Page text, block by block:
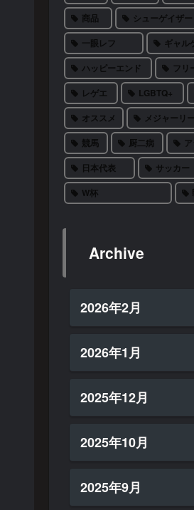
商品
シューゲイザー
一眼レフ
ギャル
ハッピーエンド
フリ
レゲエ
LGBTQ+
オススメ
メジャーリ
競馬
厨二病
日本代表
サッカー
W杯
Archive
2026年2月
2026年1月
2025年12月
2025年10月
2025年9月